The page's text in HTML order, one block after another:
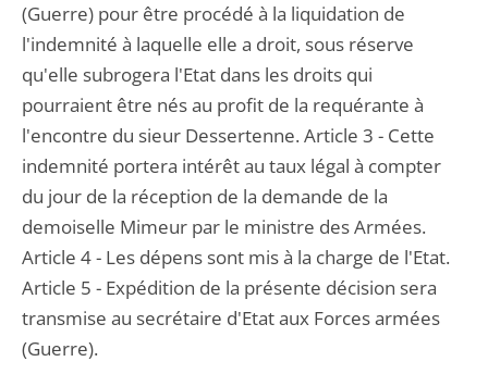
(Guerre) pour être procédé à la liquidation de
l'indemnité à laquelle elle a droit, sous réserve
qu'elle subrogera l'Etat dans les droits qui
pourraient être nés au profit de la requérante à
l'encontre du sieur Dessertenne. Article 3 - Cette
indemnité portera intérêt au taux légal à compter
du jour de la réception de la demande de la
demoiselle Mimeur par le ministre des Armées.
Article 4 - Les dépens sont mis à la charge de l'Etat.
Article 5 - Expédition de la présente décision sera
transmise au secrétaire d'Etat aux Forces armées
(Guerre).